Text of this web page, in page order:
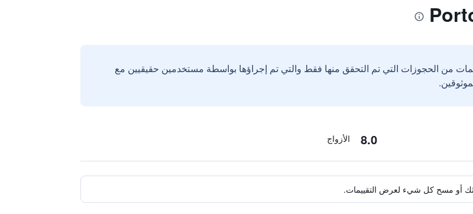
من الحجوزات التي تم التحقق منها فقط والتي تم إجراؤها بواسطة مستخدمين حقيقيين مع
8.0 الأزواج
أو مسح كل شيء لعرض التقييمات.